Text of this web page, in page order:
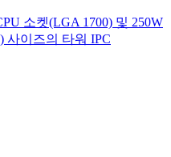
소켓(LGA 1700) 및 250W
사이즈의 타워 IPC